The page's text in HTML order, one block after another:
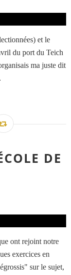
et le
du port du Teich
ma juste dit
DE
ont rejoint notre
exercices en
sur le sujet,